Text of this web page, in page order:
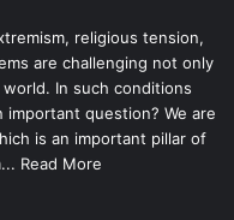
religious tension,
are challenging not only
In such conditions
question? We are
is an important pillar of
Read More